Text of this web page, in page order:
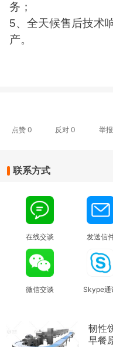
务；
5、全天候售后技术
产。
点赞 0 反对0 举
联系方式
在线交谈 发送信
微信交谈 Skype通
韧性
早餐